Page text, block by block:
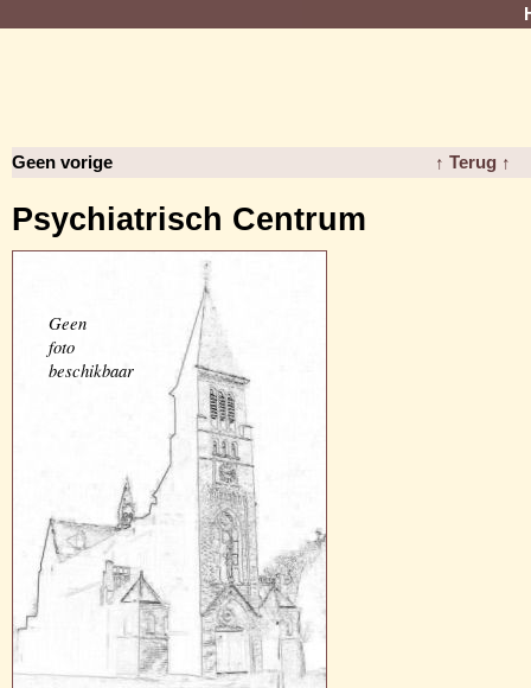
Geen vorige ↑ Terug ↑
Psychiatrisch Centrum
Geen
foto
beschikbaar